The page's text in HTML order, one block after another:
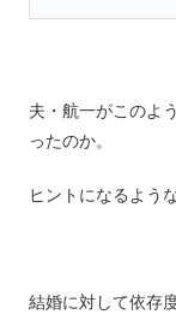
夫・航一がこのよ
ったのか。
ヒントになるよう
結婚に対して依存